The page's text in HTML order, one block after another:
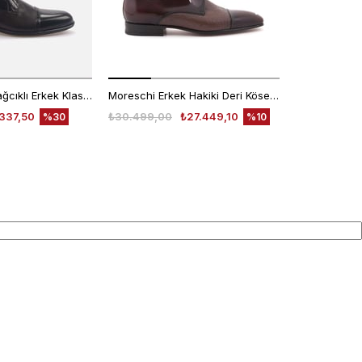
Kemal Tanca Bağcıklı Erkek Klasik Ayakkabı 7453
%30
Moreschi Erkek Hakiki Deri Kösele Taban Kahverengi Klasik Ayakkabı
₺27.449,10
₺30.499,00 %10